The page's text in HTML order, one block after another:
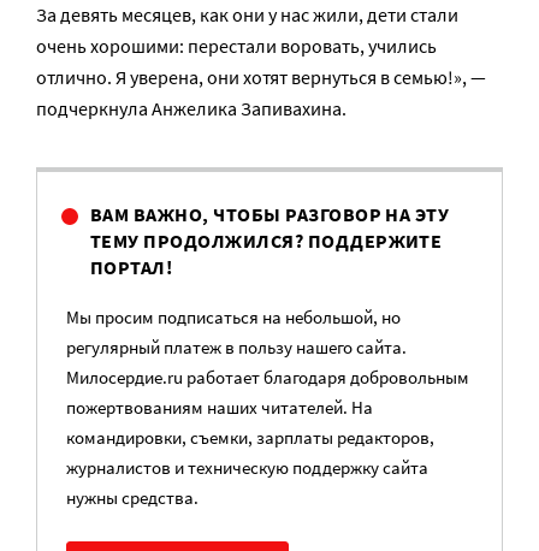
За девять месяцев, как они у нас жили, дети стали
очень хорошими: перестали воровать, учились
отлично. Я уверена, они хотят вернуться в семью!», —
подчеркнула Анжелика Запивахина.
ВАМ ВАЖНО, ЧТОБЫ РАЗГОВОР НА ЭТУ
ТЕМУ ПРОДОЛЖИЛСЯ? ПОДДЕРЖИТЕ
ПОРТАЛ!
Мы просим подписаться на небольшой, но
регулярный платеж в пользу нашего сайта.
Милосердие.ru работает благодаря добровольным
пожертвованиям наших читателей. На
командировки, съемки, зарплаты редакторов,
журналистов и техническую поддержку сайта
нужны средства.